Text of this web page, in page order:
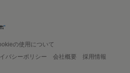
の使用について
バシーポリシー 会社概要
採用情報